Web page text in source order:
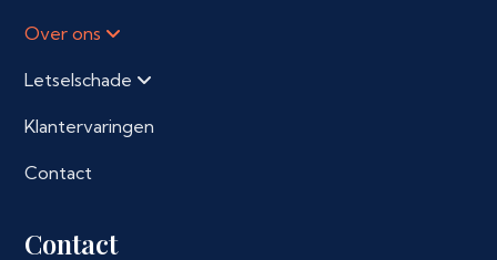
Over ons
Letselschade
Klantervaringen
Contact
Contact